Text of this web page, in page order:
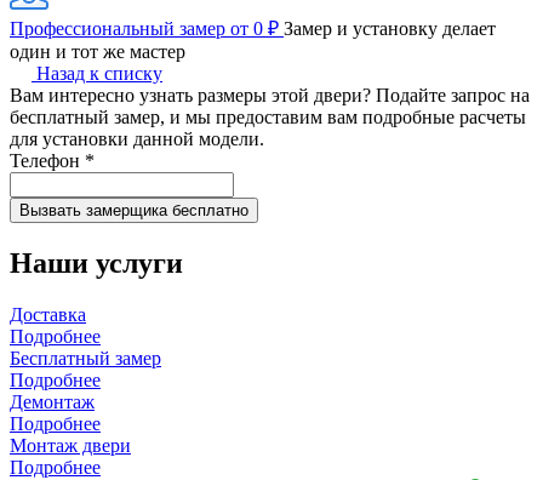
Профессиональный замер от 0 ₽ Замер и установку делает
один и тот же мастер
Назад к списку
Вам интересно узнать размеры этой двери? Подайте запрос на
бесплатный замер, и мы предоставим вам подробные расчеты
для установки данной модели.
Телефон *
Наши услуги
Доставка
Подробнее
Бесплатный замер
Подробнее
Демонтаж
Подробнее
Монтаж двери
Подробнее